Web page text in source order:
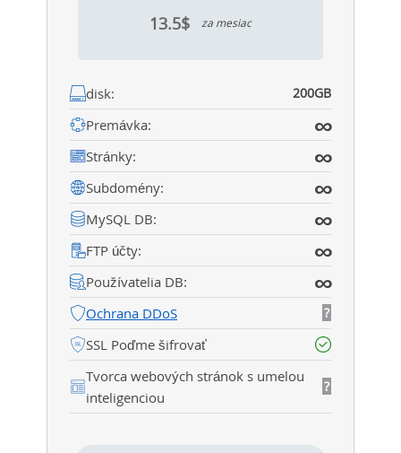
13.5$ za mesiac
disk: 200GB
Premávka: ∞
Stránky: ∞
Subdomény: ∞
MySQL DB: ∞
FTP účty: ∞
Používatelia DB: ∞
Ochrana DDoS ?
SSL Poďme šifrovať
Tvorca webových stránok s umelou
inteligenciou
?